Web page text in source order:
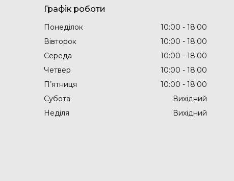
Графік роботи
Понеділок 10:00
18:00
Вівторок
10:00
18:00
Середа
10:00
18:00
Четвер
10:00
18:00
Пʼятниця
10:00
18:00
Субота
Вихідний
Неділя
Вихідний